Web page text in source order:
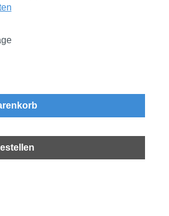
gewünschten Wert ein